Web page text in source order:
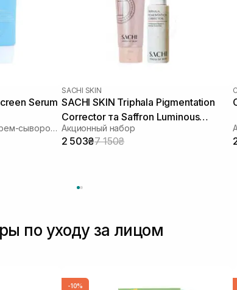
Serum
Набор солнцезащитных крем-сывороток
SACHI SKIN
SACHI SKIN Triphala Pigmentation
Corrector та Saffron Luminous
Cleanser
Акционный набор
2 503₴7 150₴
по уходу за лицом
-10%